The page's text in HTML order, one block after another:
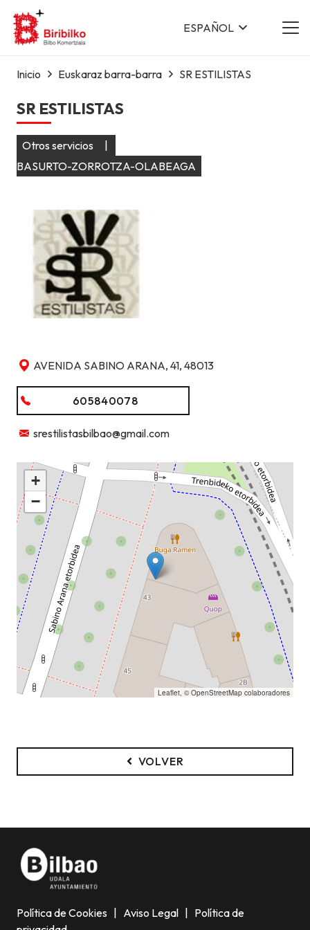
ESPAÑOL
Inicio Euskaraz barra-barra SR ESTILISTAS
SR ESTILISTAS
Otros servicios
|
BASURTO-ZORROTZA-OLABEAGA
AVENIDA SABINO ARANA, 41, 48013
605840078
srestilistasbilbao@gmail.com
+
−
Leaflet , ©OpenStreetMap colaboradores
VOLVER
Política de Cookies Aviso Legal
Política de